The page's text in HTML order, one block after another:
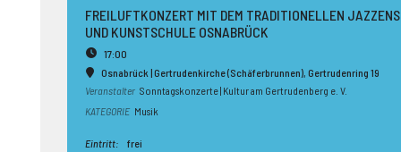
FREILUFTKONZERT MIT DEM TRADITIONELLEN
UND KUNSTSCHULE OSNABRÜCK
17:00
Osnabrück | Gertrudenkirche (Schäferbrunnen), Gertrudenring 19
Veranstalter Sonntagskonzerte | Kultur am Gertrudenberg e. V.
KATEGORIE Musik
Eintritt: frei